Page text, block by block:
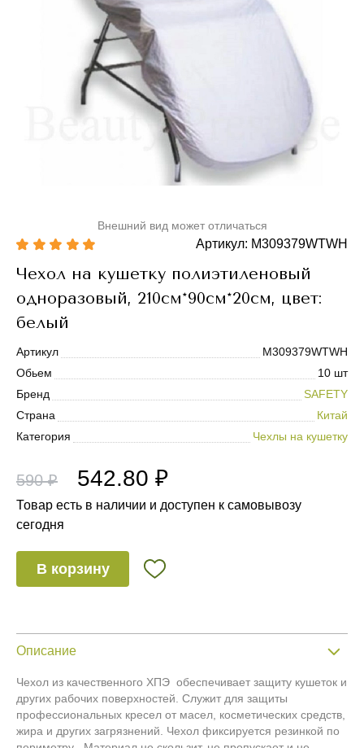
Внешний вид может отличаться
Артикул: M309379WTWH
Чехол на кушетку полиэтиленовый
одноразовый, 210см*90см*20см, цвет:
белый
Артикул
M309379WTWH
Обьем
10 шт
Бренд
SAFETY
Страна
Китай
Категория
Чехлы на кушетку
590 ₽ 542.80 ₽
Товар есть в наличии и доступен к самовывозу
сегодня
В корзину
Описание
Чехол из качественного ХПЭ обеспечивает защиту кушеток и
других рабочих поверхностей. Служит для защиты
профессиональных кресел от масел, косметических средств,
жира и других загрязнений. Чехол фиксируется резинкой по